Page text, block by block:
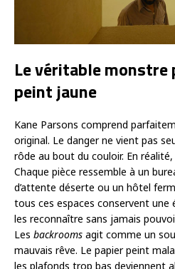
Le véritable monstre
peint jaune
Kane Parsons comprend
original. Le danger ne vient pas
rôde au bout du couloir. En
Chaque pièce ressemble à un
d’attente déserte ou un hôtel
tous ces espaces conservent
les reconnaître sans jamais
Les backrooms agit comme un
mauvais rêve. Le papier peint
les plafonds trop bas deviennent